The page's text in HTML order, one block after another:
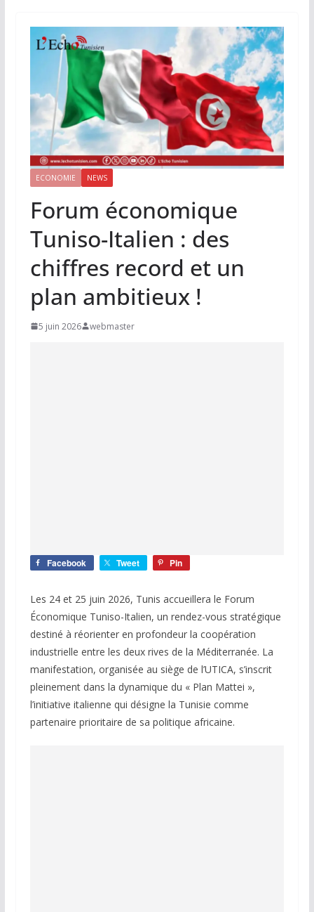
ECONOMIE NEWS
Forum économique
Tuniso-Italien : des
chiffres record et un
plan ambitieux !
5 juin 2026 webmaster
Facebook Tweet Pin
Les 24 et 25 juin 2026, Tunis accueillera le Forum
Économique Tuniso-Italien, un rendez-vous stratégique
destiné à réorienter en profondeur la coopération
industrielle entre les deux rives de la Méditerranée. La
manifestation, organisée au siège de l’UTICA, s’inscrit
pleinement dans la dynamique du « Plan Mattei »,
l’initiative italienne qui désigne la Tunisie comme
partenaire prioritaire de sa politique africaine.